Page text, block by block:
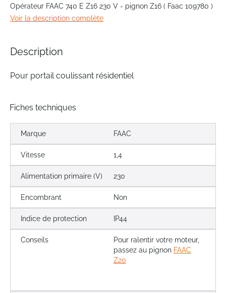
to
the
beginning
images
Opérateur FAAC 740 E Z16 230 V - pignon Z16 ( Faac 109780 )
Voir la description complète
Description
Pour portail coulissant résidentiel
Fiches techniques
Marque FAAC
Vitesse 1,4
Alimentation primaire (V) 230
Encombrant Non
Indice de protection IP44
Conseils
Pour ralentir votre moteur,
passez au pignon FAAC
Z20